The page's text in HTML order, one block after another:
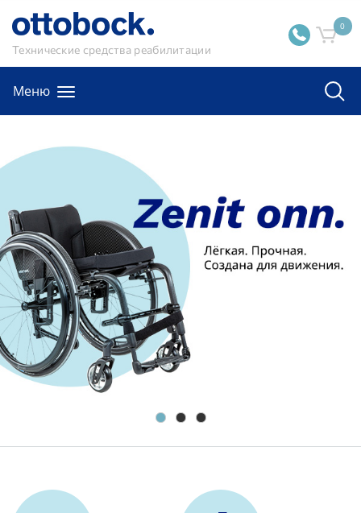
Технические средства реабилитации
0
Меню